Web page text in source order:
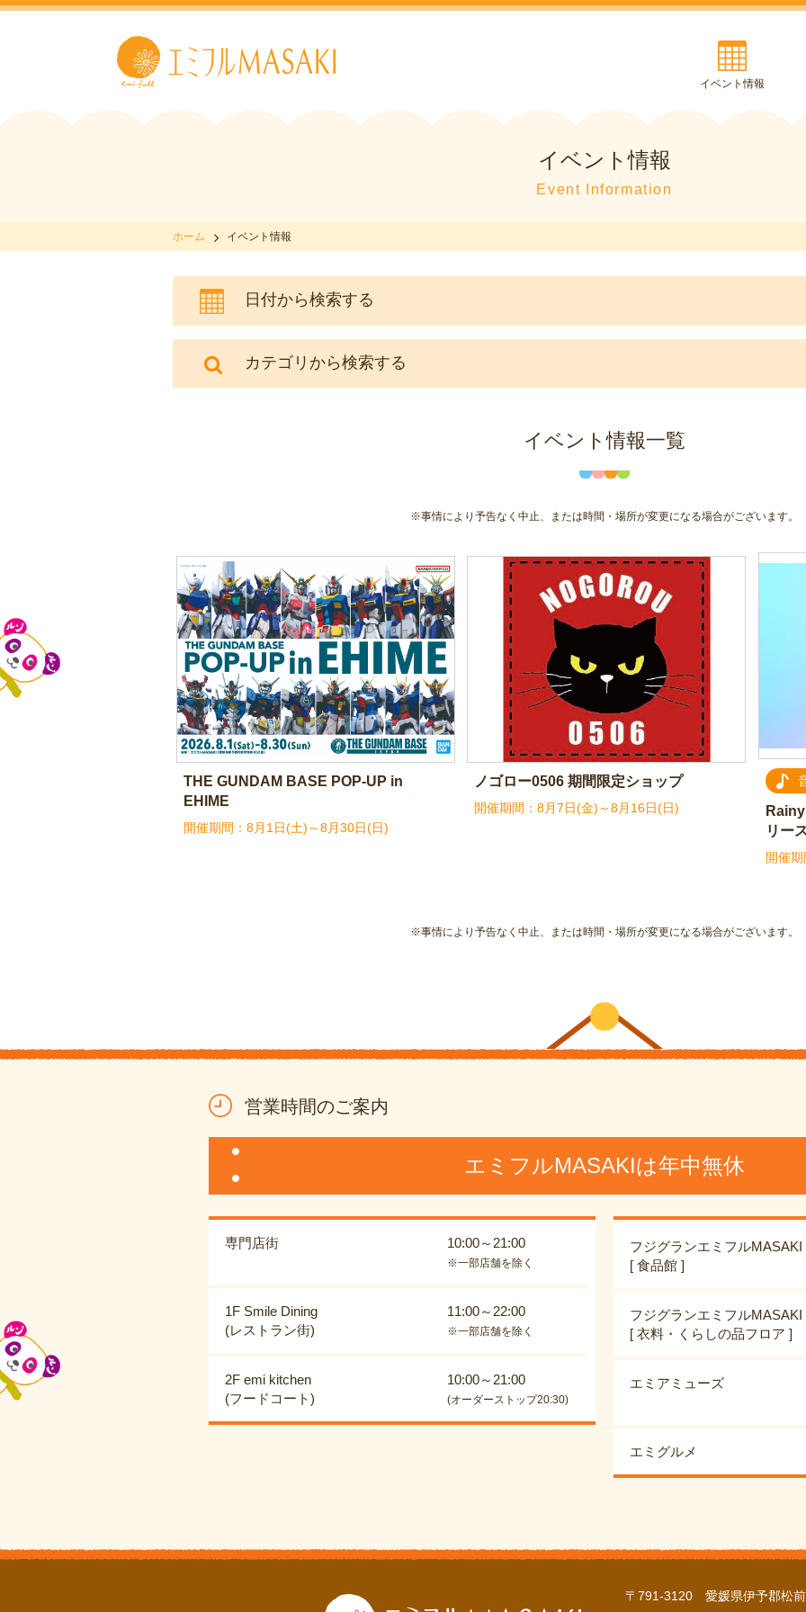
イベント情報
イベント情報
Event Information
ホーム イベント情報
日付から検索する
カテゴリから検索する
イベント情報一覧
※事情により予告なく中止、または時間・場所が変更になる場合がございます。
THE GUNDAM BASE POP-UP in
EHIME
8月1日(土)～8月30日(日)
ノゴロー0506 期間限定ショップ
8月7日(金)～8月16日(日)
リー
※事情により予告なく中止、または時間・場所が変更になる場合がございます。
営業時間のご案内
エミフルMASAKIは年中無休
専門店街 10:00～21:00
※一部店舗を除く
1F Smile Dining
(レストラン街)
11:00～22:00
※一部店舗を除く
2F emi kitchen
(フードコート)
10:00～21:00
(オーダーストップ20:30)
フジグランエミフルMASAKI
[ 食品館 ]
フジグランエミフルMASAKI
[ 衣料・くらしの品フロア ]
エミアミューズ
エミグルメ
〒791-3120 愛媛県伊予郡松